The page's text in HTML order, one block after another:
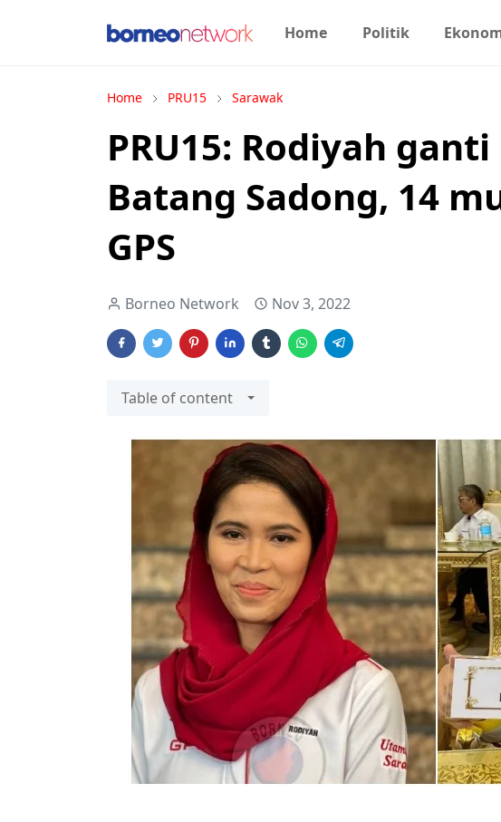
Home Politik
Home PRU15 Sarawak
PRU15: Rodiyah
Batang Sadong, 14
GPS
Borneo Network Nov 3, 2022
Table of content